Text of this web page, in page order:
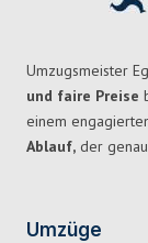
Umzugsmeister
und faire Preise
einem
Ablauf, der
Umzüge